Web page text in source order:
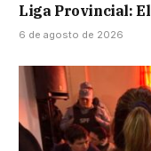
Liga Provincial:
6 de agosto de 2026